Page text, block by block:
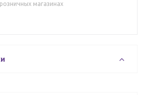
розничных магазинах